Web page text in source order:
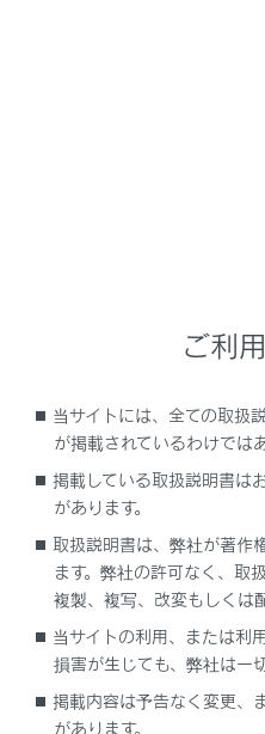
Webブラウザ機能（イ
Webブラウザ画面を表
Webブラウザ画面を操
合わせて見られているペー
ご利
当サイトには、全ての取扱
が掲載されているわけでは
掲載している取扱説明書は
があります。
取扱説明書は、弊社が著作
ます。弊社の許可なく、取
複製、複写、改変もしくは
当サイトの利用、または利
損害が生じても、弊社は一
掲載内容は予告なく変更、
があります。